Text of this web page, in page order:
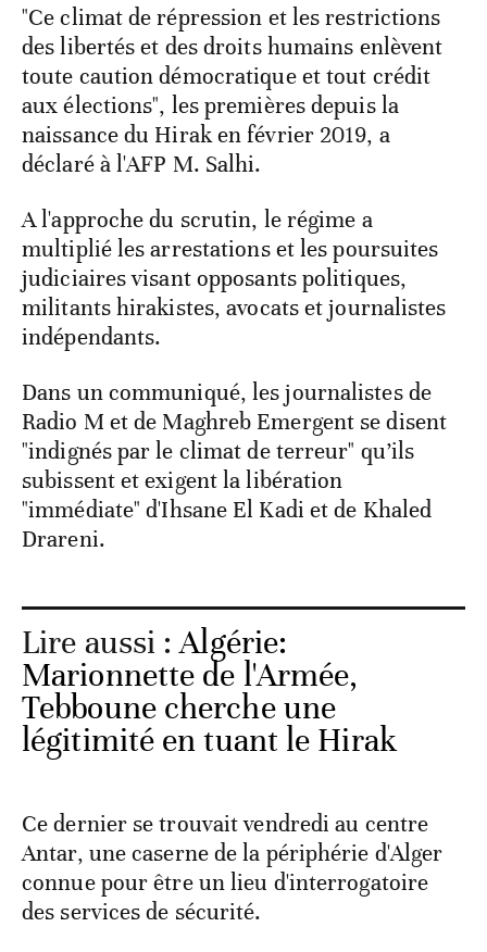
"Ce climat de répression et les restrictions
des libertés et des droits humains enlèvent
toute caution démocratique et tout crédit
aux élections", les premières depuis la
naissance du Hirak en février 2019, a
déclaré à l'AFP M. Salhi.
A l'approche du scrutin, le régime a
multiplié les arrestations et les poursuites
judiciaires visant opposants politiques,
militants hirakistes, avocats et journalistes
indépendants.
Dans un communiqué, les journalistes de
Radio M et de Maghreb Emergent se disent
"indignés par le climat de terreur" qu’ils
subissent et exigent la libération
"immédiate" d'Ihsane El Kadi et de Khaled
Drareni.
Lire aussi :Algérie:
Marionnette de l'Armée,
Tebboune cherche une
légitimité en tuant le Hirak
Ce dernier se trouvait vendredi au centre
Antar, une caserne de la périphérie d'Alger
connue pour être un lieu d'interrogatoire
des services de sécurité.